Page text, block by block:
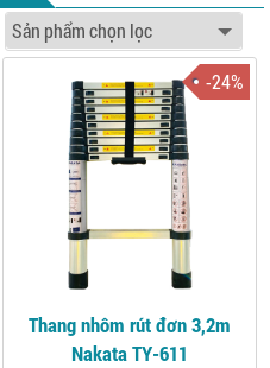
-24%
Thang nhôm rút đơn 3,2m
Nakata TY-611